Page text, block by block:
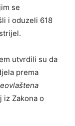
se
i oduzeli 618
utvrdili su da
prema
iz Zakona o